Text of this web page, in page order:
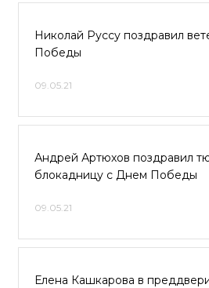
Николай Руссу поздравил
Победы
09.05.21
Андрей Артюхов поздравил
блокадницу с Днем Победы
09.05.21
Елена Кашкарова в